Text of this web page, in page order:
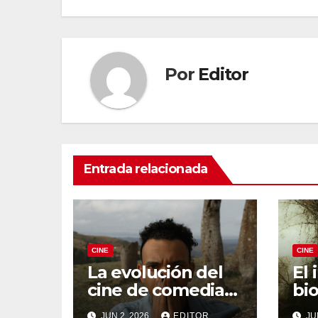
Por Editor
Entrada relacionada
CINE
La evolución del
cine de comedia
negra: De Fargo a
JUN 2, 2026 EDITOR
CINE
El